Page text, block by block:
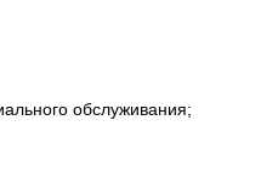
обслуживания;